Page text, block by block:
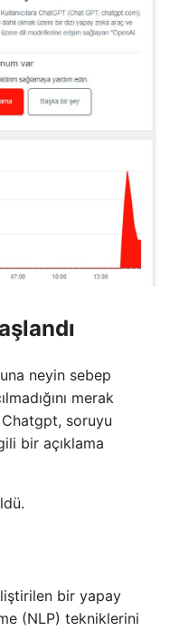
neyin sebep
merak
Chatgpt, soruyu
bir açıklama
bir yapay
(NLP) tekniklerini